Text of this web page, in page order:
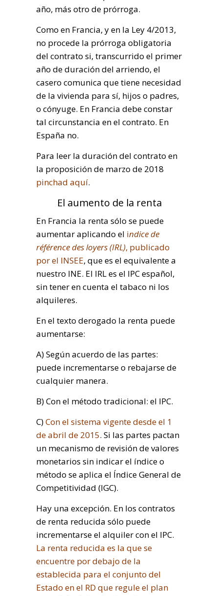
año, más otro de prórroga.
Como en Francia, y en la Ley 4/2013,
no procede la prórroga obligatoria
del contrato si, transcurrido el primer
año de duración del arriendo, el
casero comunica que tiene necesidad
de la vivienda para sí, hijos o padres,
o cónyuge. En Francia debe constar
tal circunstancia en el contrato. En
España no.
Para leer la duración del contrato en
la proposición de marzo de 2018
pinchad aquí.
El aumento de la renta
En Francia la renta sólo se puede
aumentar aplicando el indice de
référence des loyers (IRL), publicado
por el INSEE, que es el equivalente a
nuestro INE. El IRL es el IPC español,
sin tener en cuenta el tabaco ni los
alquileres.
En el texto derogado la renta puede
aumentarse:
A) Según acuerdo de las partes:
puede incrementarse o rebajarse de
cualquier manera.
B) Con el método tradicional: el IPC.
C)Con el sistema vigente desde el 1
de abril de 2015. Si las partes pactan
un mecanismo de revisión de valores
monetarios sin indicar el índice o
método se aplica el Índice General de
Competitividad (IGC).
Hay una excepción. En los contratos
de renta reducida sólo puede
incrementarse el alquiler con el IPC.
La renta reducida es la que se
encuentre por debajo de la
establecida para el conjunto del
Estado en el RD que regule el plan